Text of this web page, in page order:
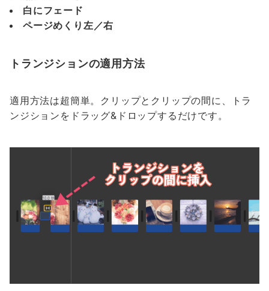
白にフェード
ページめくり左／右
トランジションの適用方法
適用方法は超簡単。クリップとクリップの間に、トラ
ンジションをドラッグ&ドロップするだけです。